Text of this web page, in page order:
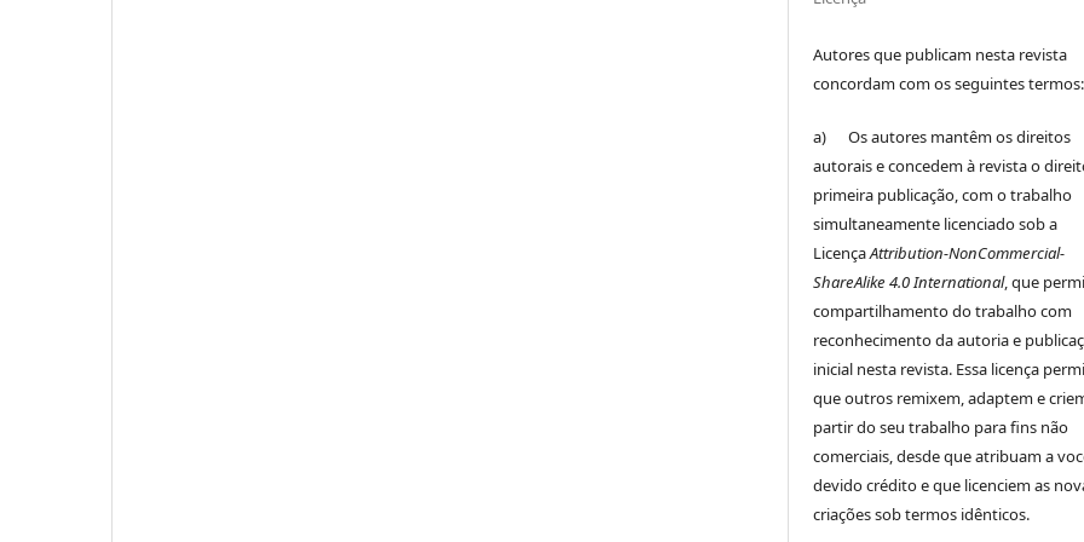
Autores que publicam nesta revista
concordam com os seguintes termos:
a) Os autores mantêm os direitos
autorais e concedem à revista o
primeira publicação, com o trabalho
simultaneamente licenciado sob a
LicençaAttribution-NonCommercial-
ShareAlike 4.0 International, que
compartilhamento do trabalho com
reconhecimento da autoria e
inicial nesta revista. Essa licença
que outros remixem, adaptem e
partir do seu trabalho para fins não
comerciais, desde que atribuam a
devido crédito e que licenciem as
criações sob termos idênticos.